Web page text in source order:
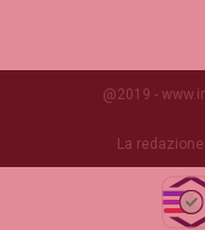
@2019 -
La redazione